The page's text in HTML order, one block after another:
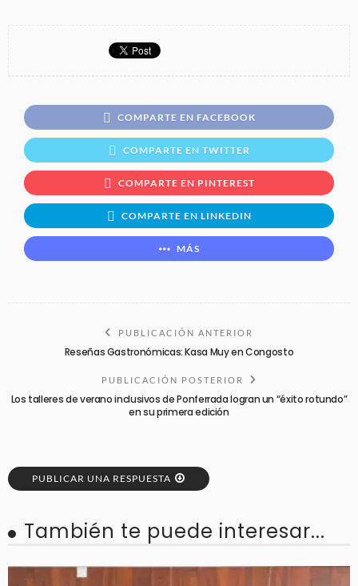
COMPARTE EN FACEBOOK
COMPARTE EN TWITTER
COMPARTE EN PINTEREST
COMPARTE EN LINKEDIN
MÁS
PUBLICACIÓN ANTERIOR
Reseñas Gastronómicas: Kasa Muy en Congosto
PUBLICACIÓN POSTERIOR
Los talleres de verano inclusivos de Ponferrada logran un “éxito rotundo”
en su primera edición
PUBLICAR UNA RESPUESTA
También te puede interesar...